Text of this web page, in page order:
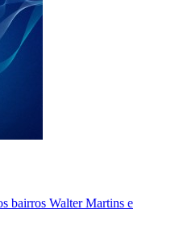
bairros Walter Martins e